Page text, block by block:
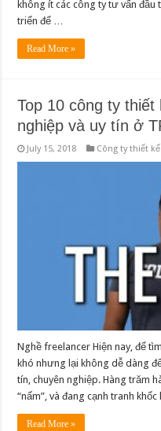
không ít các công ty tư vấn
triển để …
Read More »
Top 10 công ty thiết
nghiệp và uy tín ở
July 15, 2018 Công ty thiết
Nghề freelancer Hiện nay, để
khó nhưng lại không dễ dàng
tín, chuyên nghiệp. Hàng trăm
“nấm”, và đang cạnh tranh
Read More »